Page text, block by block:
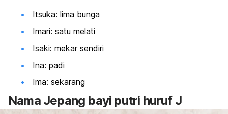
Itsuka: lima bunga
Imari: satu melati
Isaki: mekar sendiri
Ina: padi
Ima: sekarang
Nama Jepang bayi putri huruf J